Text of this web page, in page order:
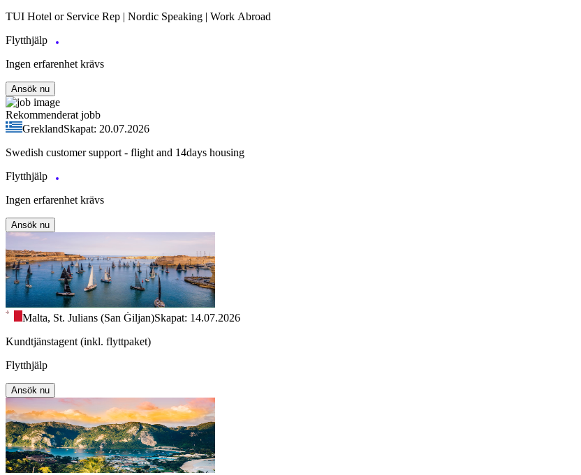
TUI Hotel or Service Rep | Nordic Speaking | Work Abroad
Flytthjälp
Ingen erfarenhet krävs
Ansök nu
Rekommenderat jobb
GreklandSkapat: 20.07.2026
Swedish customer support - flight and 14days housing
Flytthjälp
Ingen erfarenhet krävs
Ansök nu
Malta, St. Julians (San Ġiljan)Skapat: 14.07.2026
Kundtjänstagent (inkl. flyttpaket)
Flytthjälp
Ansök nu